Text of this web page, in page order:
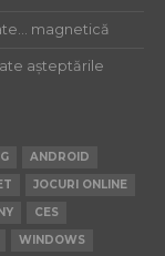
magnetică
așteptările
ANDROID
JOCURI ONLINE
CES
WINDOWS